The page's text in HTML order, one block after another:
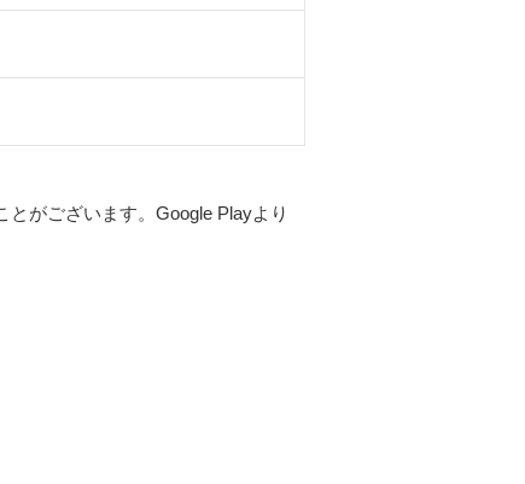
がございます。Google Playより